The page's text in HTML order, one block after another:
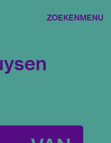
ZOEKENMENU